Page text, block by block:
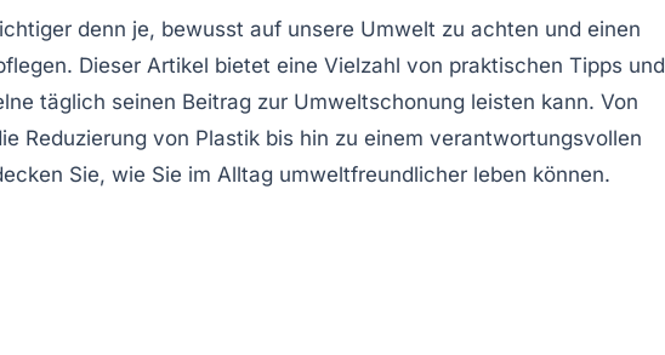
denn je, bewusst auf unsere Umwelt zu achten und einen
Dieser Artikel bietet eine Vielzahl von praktischen Tipps und
täglich seinen Beitrag zur Umweltschonung leisten kann. Von
Reduzierung von Plastik bis hin zu einem verantwortungsvollen
Sie, wie Sie im Alltag umweltfreundlicher leben können.